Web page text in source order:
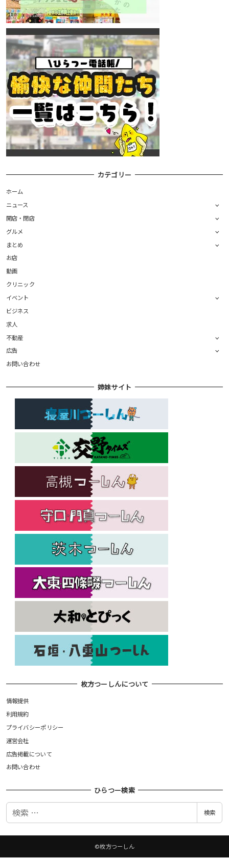
カテゴリー
ホーム
ニュース
開店・閉店
グルメ
まとめ
お店
動画
クリニック
イベント
ビジネス
求人
不動産
広告
お問い合わせ
姉妹サイト
枚方つーしんについて
情報提供
利用規約
プライバシーポリシー
運営会社
広告掲載について
お問い合わせ
ひらつー検索
検
検索
©枚方つーしん